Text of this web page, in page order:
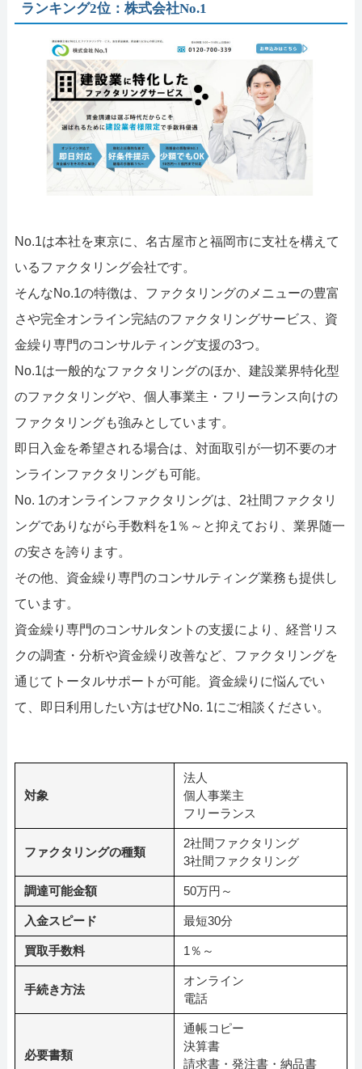
ランキング2位：株式会社No.1
No.1は本社を東京に、名古屋市と福岡市に支社を構えて
いるファクタリング会社です。
そんなNo.1の特徴は、ファクタリングのメニューの豊富
さや完全オンライン完結のファクタリングサービス、資
金繰り専門のコンサルティング支援の3つ。
No.1は一般的なファクタリングのほか、建設業界特化型
のファクタリングや、個人事業主・フリーランス向けの
ファクタリングも強みとしています。
即日入金を希望される場合は、対面取引が一切不要のオ
ンラインファクタリングも可能。
No. 1のオンラインファクタリングは、2社間ファクタリ
ングでありながら手数料を1％～と抑えており、業界随一
の安さを誇ります。
その他、資金繰り専門のコンサルティング業務も提供し
ています。
資金繰り専門のコンサルタントの支援により、経営リス
クの調査・分析や資金繰り改善など、ファクタリングを
通じてトータルサポートが可能。資金繰りに悩んでい
て、即日利用したい方はぜひNo. 1にご相談ください。
対象
法人
個人事業主
フリーランス
ファクタリングの種類
2社間ファクタリング
3社間ファクタリング
調達可能金額 50万円～
入金スピード 最短30分
買取手数料 1％～
手続き方法
オンライン
電話
必要書類
通帳コピー
決算書
請求書・発注書・納品書